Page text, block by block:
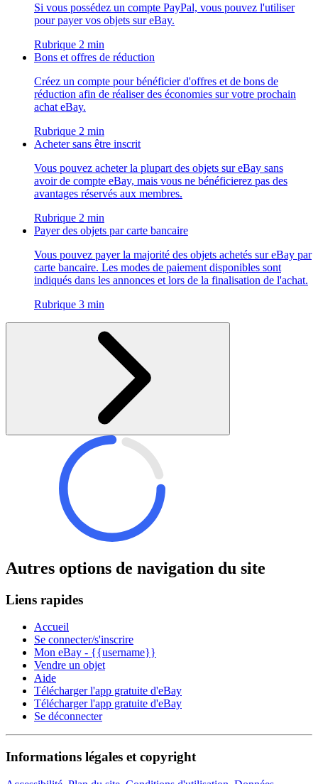
Si vous possédez un compte PayPal, vous pouvez l'utiliser
pour payer vos objets sur eBay.
Rubrique 2 min
Bons et offres de réduction
Créez un compte pour bénéficier d'offres et de bons de
réduction afin de réaliser des économies sur votre prochain
achat eBay.
Rubrique 2 min
Acheter sans être inscrit
Vous pouvez acheter la plupart des objets sur eBay sans
avoir de compte eBay, mais vous ne bénéficierez pas des
avantages réservés aux membres.
Rubrique 2 min
Payer des objets par carte bancaire
Vous pouvez payer la majorité des objets achetés sur eBay par
carte bancaire. Les modes de paiement disponibles sont
indiqués dans les annonces et lors de la finalisation de l'achat.
Rubrique 3 min
Autres options de navigation du site
Liens rapides
Accueil
Se connecter/s'inscrire
Mon eBay - {{username}}
Vendre un objet
Aide
Télécharger l'app gratuite d'eBay
Télécharger l'app gratuite d'eBay
Se déconnecter
Informations légales et copyright